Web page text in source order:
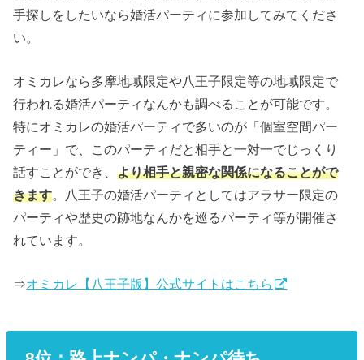
手探しをしたいなら婚活パーティに参加してみてくださ
い。
オミカレなら多摩地域限定や八王子限定等の地域限定で
行われる婚活パーティなんかも調べることが可能です。
特にオミカレの婚活パーティで多いのが「個室空間パー
ティー」で、このパーティだと相手と一対一でじっくり
話すことができ、より相手と親密な関係になることがで
きます。八王子の婚活パーティとしてはアラサー限定の
パーティや歴史の跡地なんかを巡るパーティ等が開催さ
れています。
⇒オミカレ【八王子版】公式サイトはこちら